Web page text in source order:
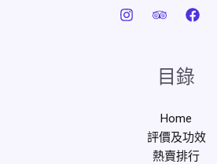
目錄
Home
評價及功效
熱賣排行